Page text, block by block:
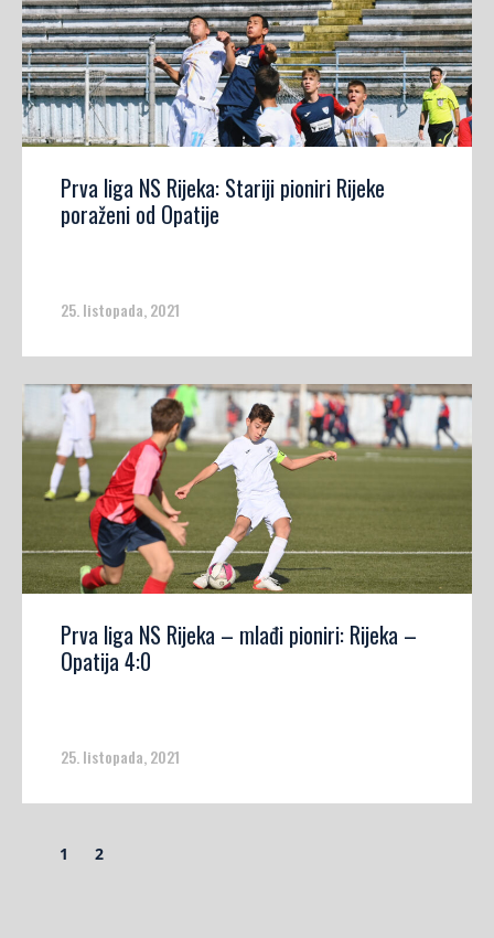
Prva liga NS Rijeka: Stariji pioniri Rijeke
poraženi od Opatije
25. listopada, 2021
Prva liga NS Rijeka – mlađi pioniri: Rijeka –
Opatija 4:0
25. listopada, 2021
1 2